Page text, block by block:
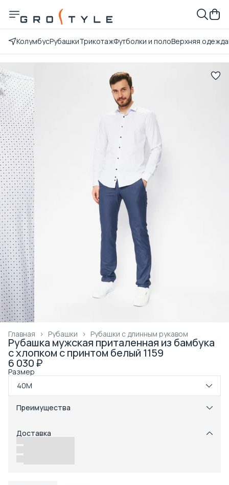
КолумбусРубашкиТрикотажФутболки и полоВерхняя одежда
Рубашки с длинным рукавом
Рубашки ›
Главная ›
Рубашка мужская приталенная из бамбука
с хлопком с принтом белый 1159
6 030 ₽
Размер
40M
Преимущества
Примерка при получении в пункте выдачи
Возможность отказаться от части товаров
Доставка